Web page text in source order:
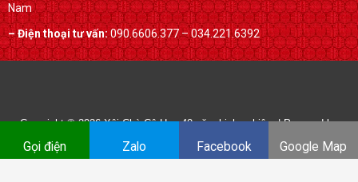
Nam
– Điện thoại tư vấn:090.6606.377 – 034.221.6392
Copyright © 2026Xôi Chè Cô Hoa 40 năm kinh nghiệm| Powered by
xoichecohoa.com
Gọi điện Zalo Facebook Google Map